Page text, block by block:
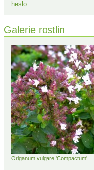
heslo
Galerie rostlin
Origanum vulgare 'Compactum'